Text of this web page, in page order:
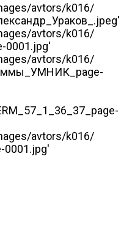
avtors/k016/
avtors/k016/
0001.jpg'
avtors/k016/
avtors/k016/